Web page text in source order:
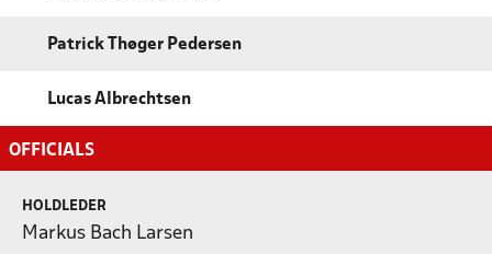
Patrick Thøger Pedersen
Lucas Albrechtsen
OFFICIALS
HOLDLEDER
Markus Bach Larsen